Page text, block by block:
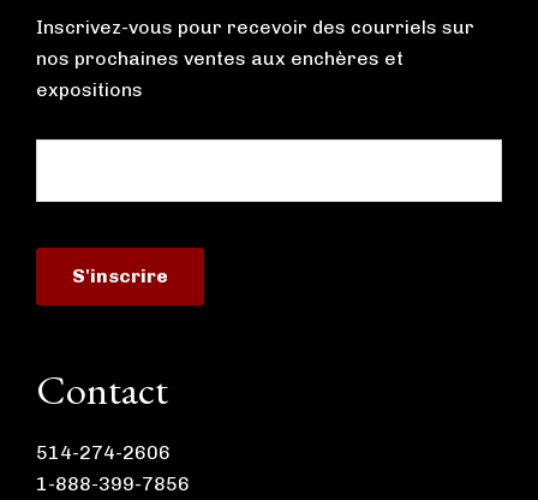
Inscrivez-vous pour recevoir des courriels sur
nos prochaines ventes aux enchères et
expositions
Contact
514-274-2606
1-888-399-7856